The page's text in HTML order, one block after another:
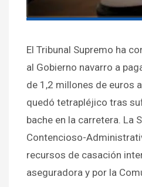
El Tribunal Supremo ha
al Gobierno navarro a
de 1,2 millones de euros
quedó tetrapléjico tras
bache en la carretera. La
Contencioso-
recursos de casación
aseguradora y por la